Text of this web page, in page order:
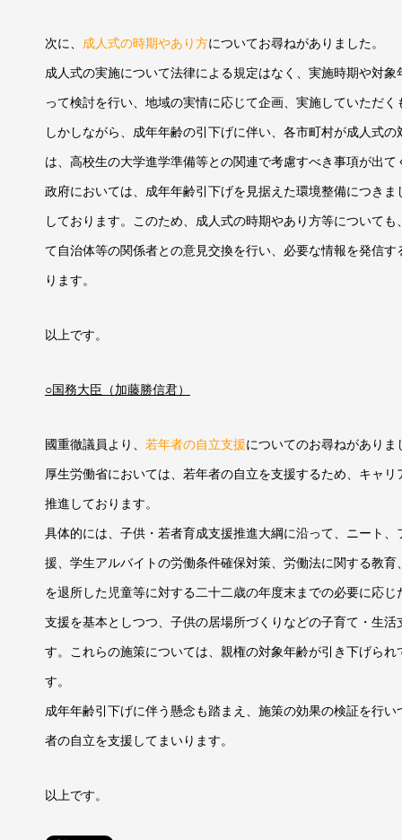
次に、 成人式の時期やあり方についてお尋ねがありました。
成人式の実施について法律による規定はなく、実施時期や対
って検討を行い、地域の実情に応じて企画、実施していただ
しかしながら、成年年齢の引下げに伴い、各市町村が成人式
は、高校生の大学進学準備等との関連で考慮すべき事項が出
政府においては、成年年齢引下げを見据えた環境整備につき
しております。このため、成人式の時期やあり方等について
て自治体等の関係者との意見交換を行い、必要な情報を発信
ります。
以上です。
○国務大臣（加藤勝信君）
國重徹議員より、 若年者の自立支援についてのお尋ねがありま
厚生労働省においては、若年者の自立を支援するため、キャ
推進しております。
具体的には、子供・若者育成支援推進大綱に沿って、ニート
援、学生アルバイトの労働条件確保対策、労働法に関する教
を退所した児童等に対する二十二歳の年度末までの必要に応
支援を基本としつつ、子供の居場所づくりなどの子育て・生
す。これらの施策については、親権の対象年齢が引き下げら
す。
成年年齢引下げに伴う懸念も踏まえ、施策の効果の検証を行
者の自立を支援してまいります。
以上です。